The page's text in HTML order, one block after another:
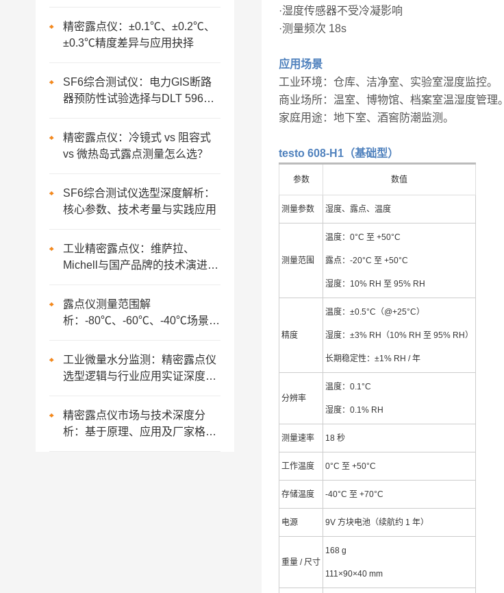
·湿度传感器不受冷凝影响
·测量频次 18s
应用场景
工业环境：仓库、洁净室、实验室湿度监控。
商业场所：温室、博物馆、档案室温湿度管理。
家庭用途：地下室、酒窖防潮监测。
testo 608-H1（基础型）
参数 数值
测量参数 湿度、露点、温度
测量范围
温度：0°C 至 +50°C
露点：-20°C 至 +50°C
湿度：10% RH 至 95% RH
精度
温度：±0.5°C（@+25°C）
湿度：±3% RH（10% RH 至 95% RH）
长期稳定性：±1% RH / 年
分辨率
温度：0.1°C
湿度：0.1% RH
测量速率 18 秒
工作温度 0°C 至 +50°C
存储温度 -40°C 至 +70°C
电源 9V 方块电池（续航约 1 年）
重量 / 尺寸
168 g
111×90×40 mm
精密露点仪：±0.1℃、±0.2℃、
±0.3℃精度差异与应用抉择
SF6综合测试仪：电力GIS断路
器预防性试验选择与DLT 596深
精密露点仪：冷镜式 vs 阻容式
vs 微热岛式露点测量怎么选？
SF6综合测试仪选型深度解析：
核心参数、技术考量与实践应用
工业精密露点仪：维萨拉、
Michell与国产品牌的技术演进与
露点仪测量范围解
析：-80℃、-60℃、-40℃场景应
工业微量水分监测：精密露点仪
选型逻辑与行业应用实证深度报
精密露点仪市场与技术深度分
析：基于原理、应用及厂家格局